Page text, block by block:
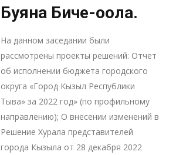
Буяна Биче-оола.
На данном заседании были
рассмотрены проекты решений: Отчет
об исполнении бюджета городского
округа «Город Кызыл Республики
Тыва» за 2022 год» (по профильному
направлению); О внесении изменений в
Решение Хурала представителей
города Кызыла от 28 декабря 2022